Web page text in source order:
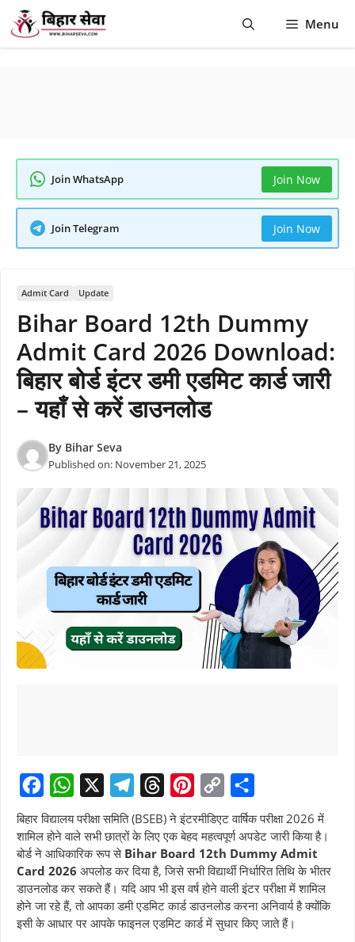
Skip
content
Menu
Join WhatsApp Join Now
Join Telegram Join Now
Admit Card Update
Bihar Board 12th Dummy
Admit Card 2026 Download:
बिहार बोर्ड इंटर डमी एडमिट कार्ड जारी
– यहाँ से करें डाउनलोड
By Bihar Seva
Published on: November 21, 2025
F
a
c
e
b
o
h
a
t
s
A
X
T
e
l
e
g
r
h
r
e
a
d
P
i
n
t
e
r
C
o
p
y
L
i
h
a
r
e
बिहार विद्यालय परीक्षा समिति (BSEB) ने इंटरमीडिएट वार्षिक परीक्षा 2026 में
शामिल होने वाले सभी छात्रों के लिए एक बेहद महत्वपूर्ण अपडेट जारी किया है।
बोर्ड ने आधिकारिक रूप से Bihar Board 12th Dummy Admit
Card 2026 अपलोड कर दिया है, जिसे सभी विद्यार्थी निर्धारित तिथि के भीतर
डाउनलोड कर सकते हैं। यदि आप भी इस वर्ष होने वाली इंटर परीक्षा में शामिल
होने जा रहे हैं, तो आपका डमी एडमिट कार्ड डाउनलोड करना अनिवार्य है क्योंकि
इसी के आधार पर आपके फाइनल एडमिट कार्ड में सुधार किए जाते हैं।